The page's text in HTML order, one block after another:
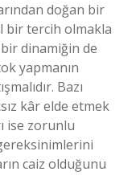
doğan bir
bir tercih olmakla
dinamiğin de
yapmanın
Bazı
kâr elde etmek
ise zorunlu
caiz olduğunu